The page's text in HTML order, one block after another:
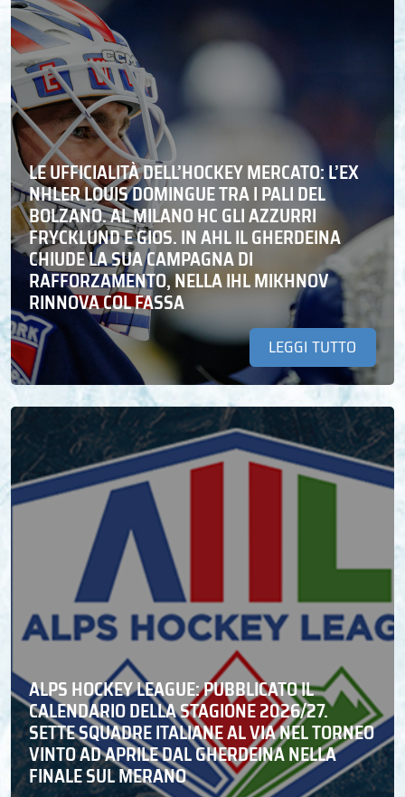
LE UFFICIALITÀ DELL’HOCKEY MERCATO: L’EX
NHLER LOUIS DOMINGUE TRA I PALI DEL
BOLZANO. AL MILANO HC GLI AZZURRI
FRYCKLUND E GIOS. IN AHL IL GHERDEINA
CHIUDE LA SUA CAMPAGNA DI
RAFFORZAMENTO, NELLA IHL MIKHNOV
RINNOVA COL FASSA
LEGGI TUTTO
ALPS HOCKEY LEAGUE: PUBBLICATO IL
CALENDARIO DELLA STAGIONE 2026/27.
SETTE SQUADRE ITALIANE AL VIA NEL TORNEO
VINTO AD APRILE DAL GHERDEINA NELLA
FINALE SUL MERANO